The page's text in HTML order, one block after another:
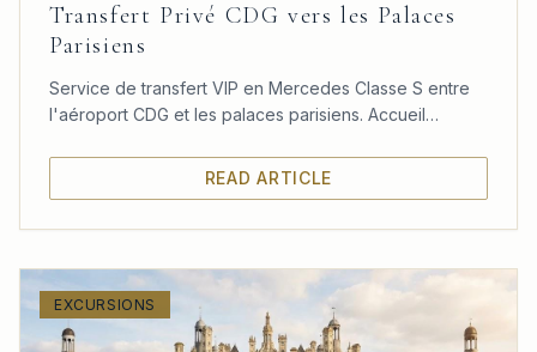
Transfert Privé CDG vers les Palaces
Parisiens
Service de transfert VIP en Mercedes Classe S entre
l'aéroport CDG et les palaces parisiens. Accueil
READ ARTICLE
EXCURSIONS